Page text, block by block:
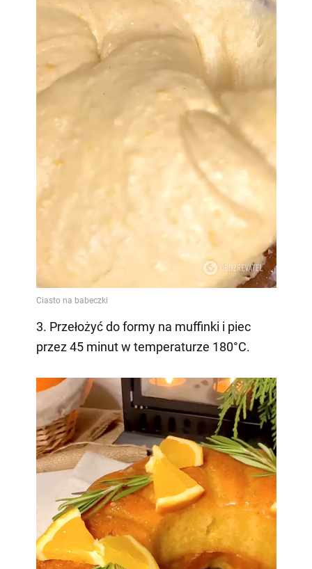
3. Przełożyć do formy na muffinki i piec
przez 45 minut w temperaturze 180°C.